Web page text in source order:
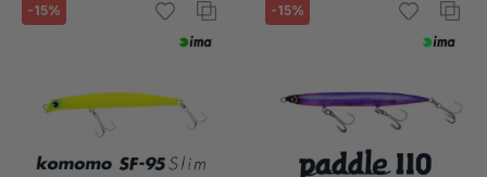
-15% -15%